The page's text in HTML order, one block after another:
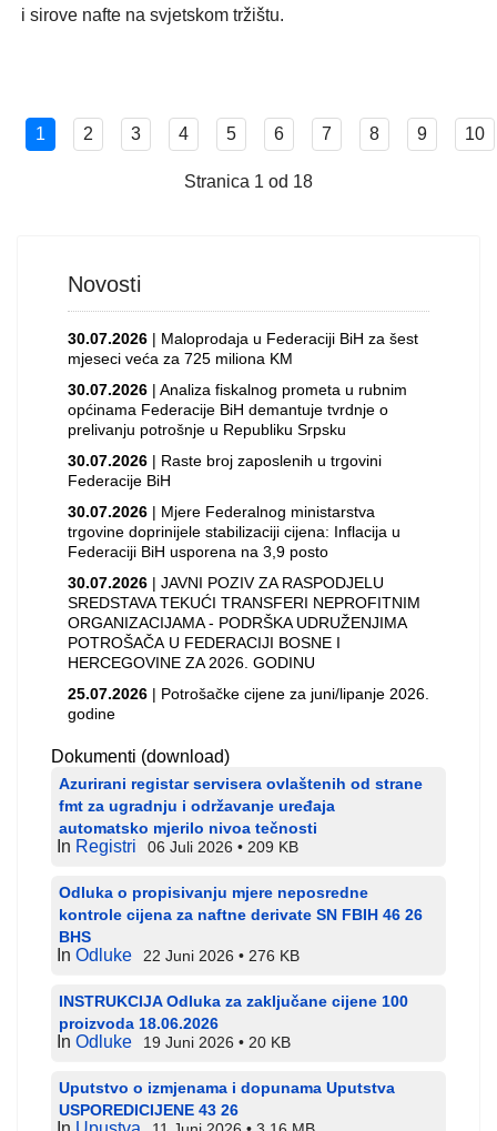
i sirove nafte na svjetskom tržištu.
1 2 3 4 5 6 7 8 9 10
Stranica 1 od 18
Novosti
30.07.2026 | Maloprodaja u Federaciji BiH za šest
mjeseci veća za 725 miliona KM
30.07.2026 | Analiza fiskalnog prometa u rubnim
općinama Federacije BiH demantuje tvrdnje o
prelivanju potrošnje u Republiku Srpsku
30.07.2026 | Raste broj zaposlenih u trgovini
Federacije BiH
30.07.2026 | Mjere Federalnog ministarstva
trgovine doprinijele stabilizaciji cijena: Inflacija u
Federaciji BiH usporena na 3,9 posto
30.07.2026 | JAVNI POZIV ZA RASPODJELU
SREDSTAVA TEKUĆI TRANSFERI NEPROFITNIM
ORGANIZACIJAMA - PODRŠKA UDRUŽENJIMA
POTROŠAČA U FEDERACIJI BOSNE I
HERCEGOVINE ZA 2026. GODINU
25.07.2026 | Potrošačke cijene za juni/lipanje 2026.
godine
Dokumenti (download)
Azurirani registar servisera ovlaštenih od strane
fmt za ugradnju i održavanje uređaja
automatsko mjerilo nivoa tečnosti
In Registri 06 Juli 2026 209 KB
Odluka o propisivanju mjere neposredne
kontrole cijena za naftne derivate SN FBIH 46 26
BHS
In Odluke 22 Juni 2026 276 KB
INSTRUKCIJA Odluka za zaključane cijene 100
proizvoda 18.06.2026
In Odluke 19 Juni 2026 20 KB
Uputstvo o izmjenama i dopunama Uputstva
USPOREDICIJENE 43 26